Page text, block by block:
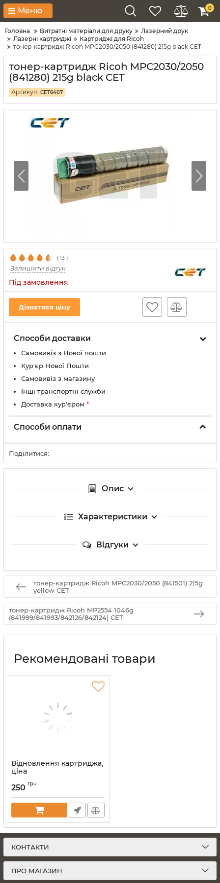
Меню 0
Головна Витратні матеріали для друку
Лазерний друк
Лазерні картриджі
Картриджі для Ricoh
тонер-картридж Ricoh MPC2030/2050 (841280) 215g black CET
тонер-картридж Ricoh MPC2030/2050
(841280) 215g black CET
Артикул: CET6407
( 13 )
Залишити відгук
Під замовлення
Дізнатися ціну
Способи доставки
Самовивіз з Нової пошти
Кур'єр Нової Пошти
Самовивіз з магазину
Інші транспортні служби
Доставка кур'єром *
Способи оплати
Поділитися:
Опис
Характеристики
Відгуки
тонер-картридж Ricoh MPC2030/2050 (841501) 215g
yellow CET
тонер-картридж Ricoh MP2554 1046g
(841999/841993/842126/842124) CET
Рекомендовані товари
Відновлення картриджа,
ціна
250 грн
КОНТАКТИ
ПРО МАГАЗИН